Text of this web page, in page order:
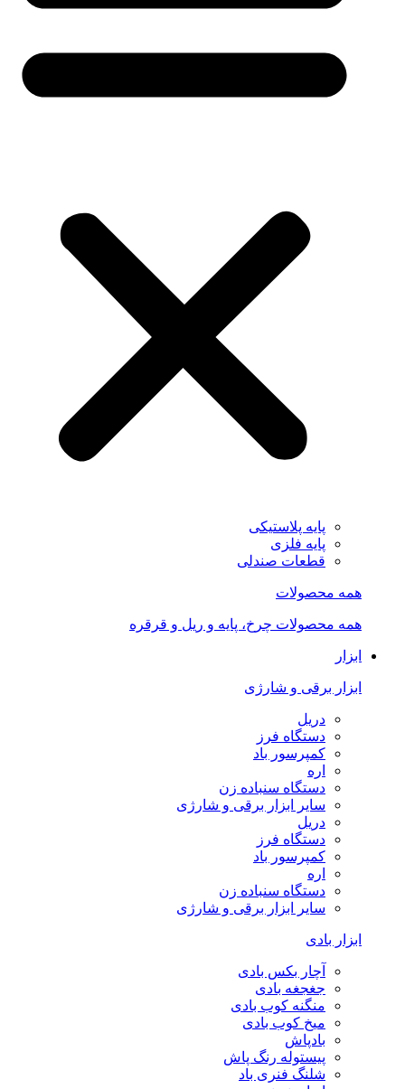
پایه پلاستیکی
پایه فلزی
قطعات صندلی
همه محصولات
همه محصولات چرخ، پایه و ریل و قرقره
ابزار
ابزار برقی و شارژی
دریل
دستگاه فرز
کمپرسور باد
اره
دستگاه سنباده زن
سایر ابزار برقی و شارژی
دریل
دستگاه فرز
کمپرسور باد
اره
دستگاه سنباده زن
سایر ابزار برقی و شارژی
ابزار بادی
آچار بکس بادی
جغجغه بادی
منگنه کوب بادی
میخ کوب بادی
بادپاش
پیستوله رنگ پاش
شلنگ فنری باد